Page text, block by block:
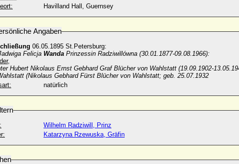
Havilland Hall, Guernsey
Angaben
06.05.1895 St.Petersburg:
Felicja Wanda Prinzessin Radziwillówna (30.01.1877-09.08.1966):
Hubert Nikolaus Ernst Gebhard Graf Blücher von Wahlstatt (19.09.1902-
(Nikolaus Gebhard Fürst Blücher von Wahlstatt; geb. 25.07.1932
natürlich
Wilhelm Radziwill, Prinz
Katarzyna Rzewuska, Gräfin